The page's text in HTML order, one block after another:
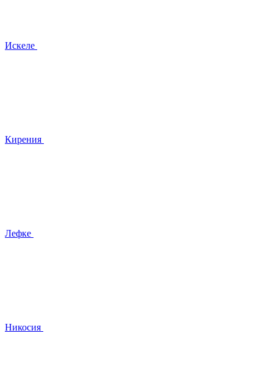
Искеле
Кирения
Лефке
Никосия